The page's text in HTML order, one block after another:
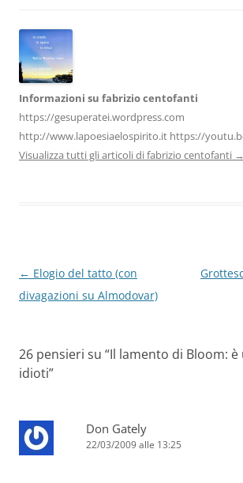
k
Informazioni su fabrizio centofanti
https://gesuperatei.wordpress.com
http://www.lapoesiaelospirito.it https://
Visualizza tutti gli articoli di fabrizio centofanti →
Navigazione
articolo
← Elogio del tatto (con
divagazioni su Almodovar)
26 pensieri su “Il lamento di Bloom:
idioti”
Don Gately
22/03/2009 alle 13:25